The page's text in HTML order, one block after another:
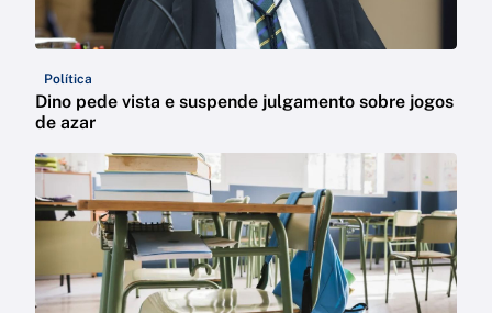
Política
Dino pede vista e suspende julgamento sobre jogos
de azar